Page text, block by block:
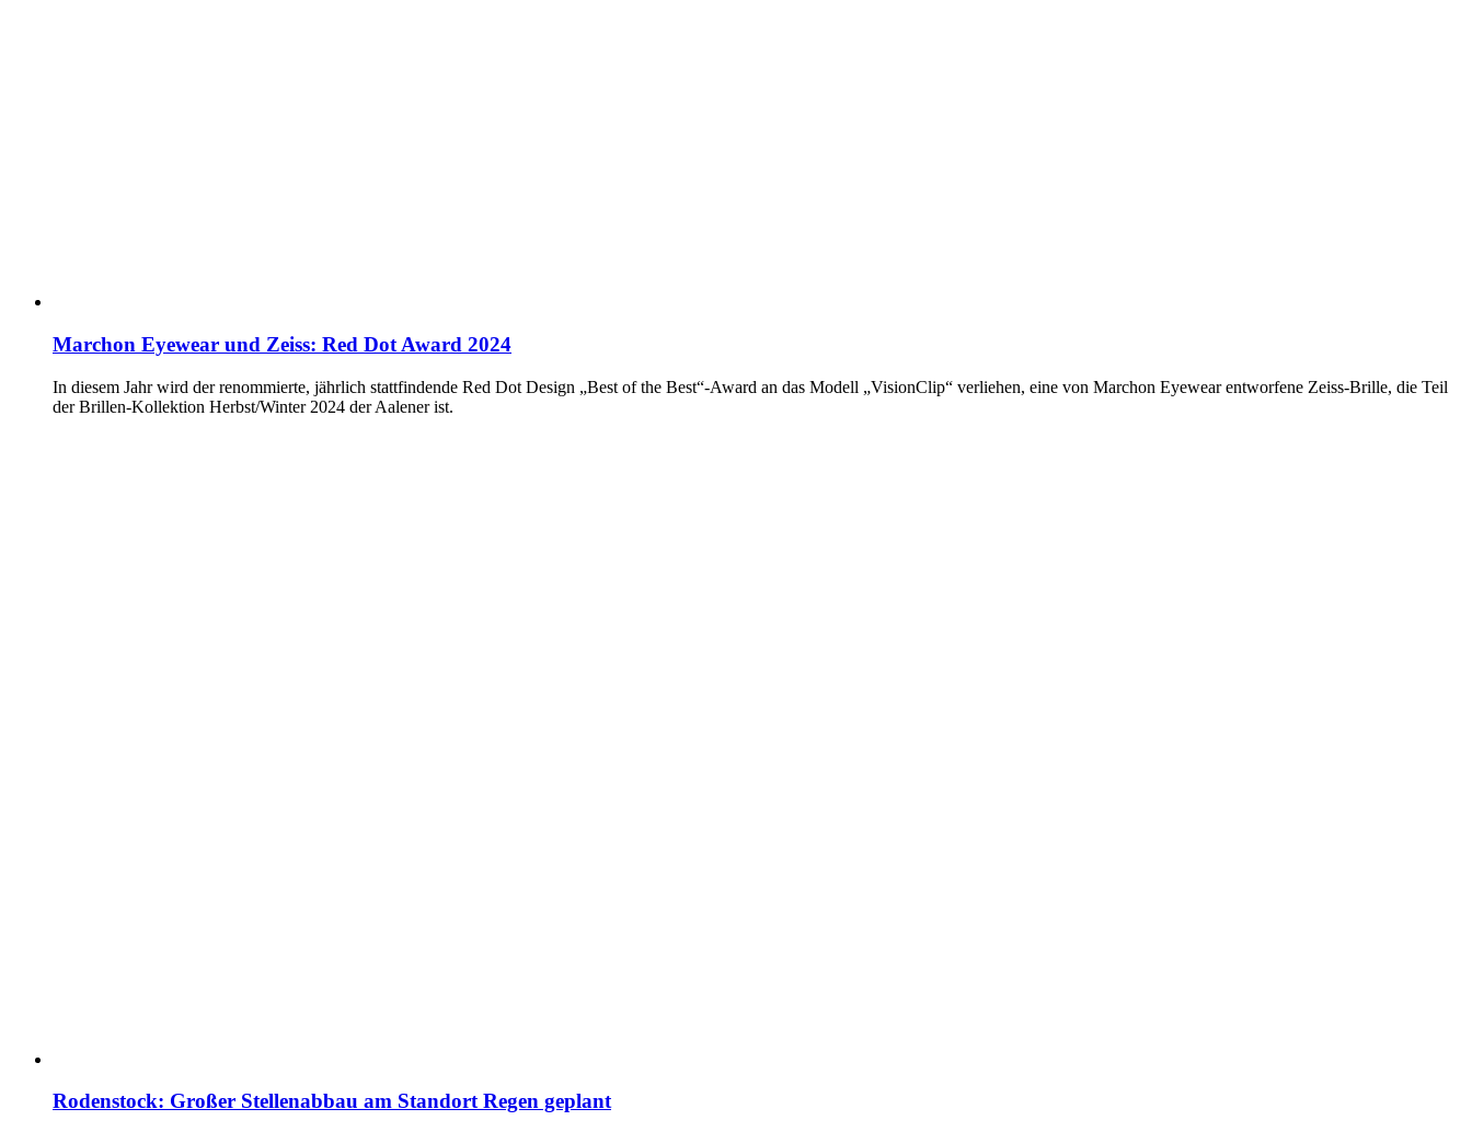
Marchon Eyewear und Zeiss: Red Dot Award 2024
In diesem Jahr wird der renommierte, jährlich stattfindende Red Dot Design „Best of the Best“-Award an das Modell „VisionClip“ verliehen, eine von Marchon Eyewear entworfene Zeiss-Brille, die Teil
der Brillen-Kollektion Herbst/Winter 2024 der Aalener ist.
Rodenstock: Großer Stellenabbau am Standort Regen geplant